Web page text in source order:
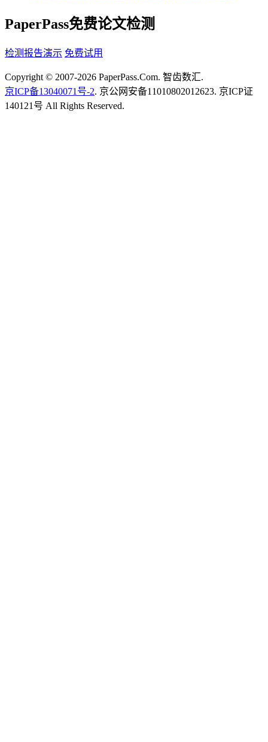
PaperPass免费论文检测
检测报告演示 免费试用
Copyright © 2007-2026 PaperPass.Com. 智齿数汇.
京ICP备13040071号-2. 京公网安备11010802012623. 京ICP证
140121号 All Rights Reserved.